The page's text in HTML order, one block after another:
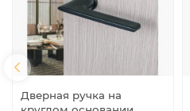
Дверная ручка на